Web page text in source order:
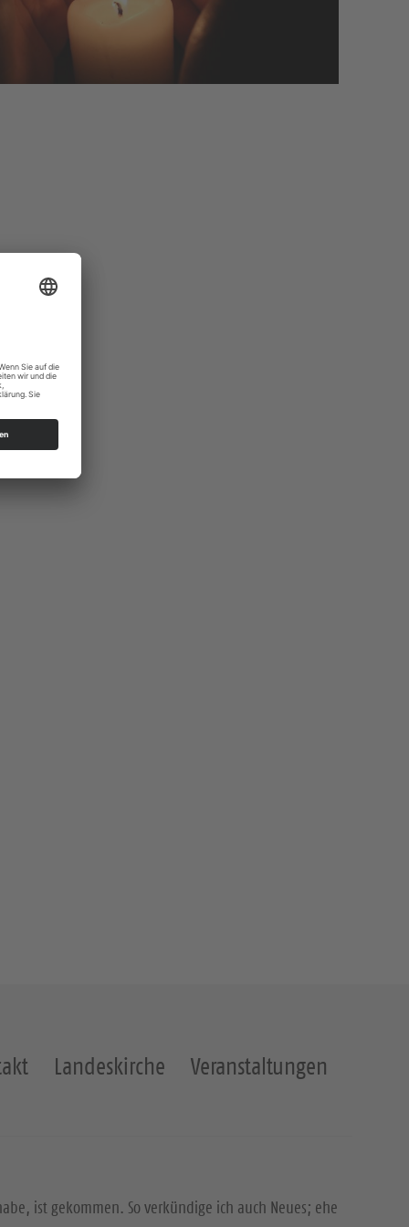
Landeskirche Veranstaltungen
ist gekommen. So verkündige ich auch Neues; ehe